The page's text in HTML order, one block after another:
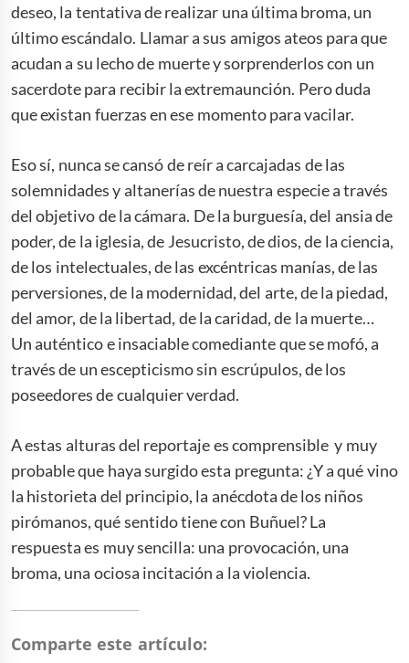
deseo, la tentativa de realizar una última broma, un
último escándalo. Llamar a sus amigos ateos para que
acudan a su lecho de muerte y sorprenderlos con un
sacerdote para recibir la extremaunción. Pero duda
que existan fuerzas en ese momento para vacilar.
Eso sí, nunca se cansó de reír a carcajadas de las
solemnidades y altanerías de nuestra especie a través
del objetivo de la cámara. De la burguesía, del ansia de
poder, de la iglesia, de Jesucristo, de dios, de la ciencia,
de los intelectuales, de las excéntricas manías, de las
perversiones, de la modernidad, del arte, de la piedad,
del amor, de la libertad, de la caridad, de la muerte…
Un auténtico e insaciable comediante que se mofó, a
través de un escepticismo sin escrúpulos, de los
poseedores de cualquier verdad.
A estas alturas del reportaje es comprensible y muy
probable que haya surgido esta pregunta: ¿Y a qué vino
la historieta del principio, la anécdota de los niños
pirómanos, qué sentido tiene con Buñuel? La
respuesta es muy sencilla: una provocación, una
broma, una ociosa incitación a la violencia.
Comparte este artículo: